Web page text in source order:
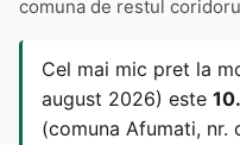
comuna de restul
Cel mai mic pret la
august 2026) este
(comuna Afumati, nr.